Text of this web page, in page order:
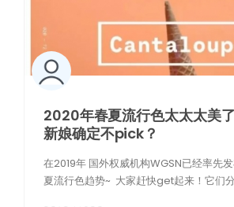
2020年春夏流行色太太太美
新娘确定不pick？
在2019年 国外权威机构WGSN已经率先
夏流行色趋势~ 大家赶快get起来！它们